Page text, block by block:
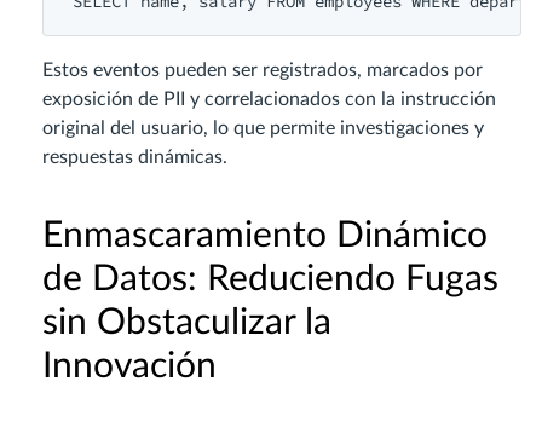
Estos eventos pueden ser registrados, marcados por
exposición de PII y correlacionados con la instrucción
original del usuario, lo que permite investigaciones y
respuestas dinámicas.
Enmascaramiento Dinámico
de Datos: Reduciendo Fugas
sin Obstaculizar la
Innovación